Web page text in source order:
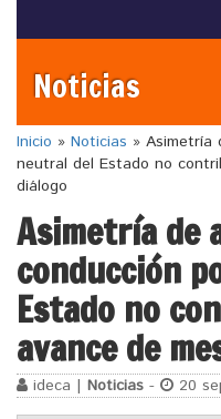
Noticias
Inicio » Noticias » Asimetría
neutral del Estado no
diálogo
Asimetría de
conducción
Estado no
avance de
ideca | Noticias - 20